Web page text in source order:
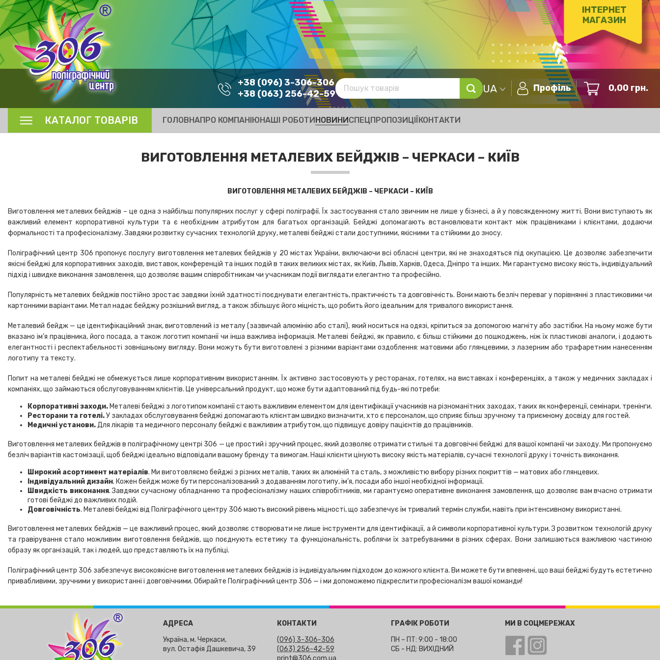
ІНТЕРНЕТ
МАГАЗИН
+38 (096) 3-306-306
+38 (063) 256-42-59
UA Профіль 0,00 грн.
КАТАЛОГ ТОВАРІВ ГОЛОВНАПРО КОМПАНІЮНАШІ РОБОТИНОВИНИСПЕЦПРОПОЗИЦІЇКОНТАКТИ
ВИГОТОВЛЕННЯ МЕТАЛЕВИХ БЕЙДЖІВ – ЧЕРКАСИ – КИЇВ
ВИГОТОВЛЕННЯ МЕТАЛЕВИХ БЕЙДЖІВ – ЧЕРКАСИ – КИЇВ
Виготовлення металевих бейджів – це одна з найбільш популярних послуг у сфері поліграфії. Їх застосування стало звичним не лише у бізнесі, а й у повсякденному житті. Вони виступають як
важливий елемент корпоративної культури та є необхідним атрибутом для багатьох організацій. Бейджі допомагають встановлювати контакт між працівниками і клієнтами, додаючи
формальності та професіоналізму. Завдяки розвитку сучасних технологій друку, металеві бейджі стали доступними, якісними та стійкими до зносу.
Поліграфічний центр 306 пропонує послугу виготовлення металевих бейджів у 20 містах України, включаючи всі обласні центри, які не знаходяться під окупацією. Це дозволяє забезпечити
якісні бейджі для корпоративних заходів, виставок, конференцій та інших подій в таких великих містах, як Київ, Львів, Харків, Одеса, Дніпро та інших. Ми гарантуємо високу якість, індивідуальний
підхід і швидке виконання замовлення, що дозволяє вашим співробітникам чи учасникам події виглядати елегантно та професійно.
Популярність металевих бейджів постійно зростає завдяки їхній здатності поєднувати елегантність, практичність та довговічність. Вони мають безліч переваг у порівнянні з пластиковими чи
картонними варіантами. Метал надає бейджу розкішний вигляд, а також збільшує його міцність, що робить його ідеальним для тривалого використання.
Металевий бейдж — це ідентифікаційний знак, виготовлений із металу (зазвичай алюмінію або сталі), який носиться на одязі, кріпиться за допомогою магніту або застібки. На ньому може бути
вказано ім’я працівника, його посада, а також логотип компанії чи інша важлива інформація. Металеві бейджі, як правило, є більш стійкими до пошкоджень, ніж їх пластикові аналоги, і додають
елегантності і респектабельності зовнішньому вигляду. Вони можуть бути виготовлені з різними варіантами оздоблення: матовими або глянцевими, з лазерним або трафаретним нанесенням
логотипу та тексту.
Попит на металеві бейджі не обмежується лише корпоративним використанням. Їх активно застосовують у ресторанах, готелях, на виставках і конференціях, а також у медичних закладах і
компаніях, що займаються обслуговуванням клієнтів. Це універсальний продукт, що може бути адаптований під будь-які потреби:
Корпоративні заходи. Металеві бейджі з логотипом компанії стають важливим елементом для ідентифікації учасників на різноманітних заходах, таких як конференції, семінари, тренінги.
Ресторани та готелі.У закладах обслуговування бейджі допомагають клієнтам швидко визначити, хто є персоналом, що сприяє більш зручному та приємному досвіду для гостей.
Медичні установи.Для лікарів та медичного персоналу бейджі є важливим атрибутом, що підвищує довіру пацієнтів до працівників.
Виготовлення металевих бейджів в поліграфічному центрі 306 — це простий і зручний процес, який дозволяє отримати стильні та довговічні бейджі для вашої компанії чи заходу. Ми пропонуємо
безліч варіантів кастомізації, щоб бейджі ідеально відповідали вашому бренду та вимогам. Наші клієнти цінують високу якість матеріалів, сучасні технології друку і точність виконання.
Широкий асортимент матеріалів. Ми виготовляємо бейджі з різних металів, таких як алюміній та сталь, з можливістю вибору різних покриттів — матових або глянцевих.
Індивідуальний дизайн. Кожен бейдж може бути персоналізований з додаванням логотипу, ім’я, посади або іншої необхідної інформації.
Швидкість виконання. Завдяки сучасному обладнанню та професіоналізму наших співробітників, ми гарантуємо оперативне виконання замовлення, що дозволяє вам вчасно отримати
готові бейджі до важливих подій.
Довговічність. Металеві бейджі від Поліграфічного центру 306 мають високий рівень міцності, що забезпечує їм тривалий термін служби, навіть при інтенсивному використанні.
Виготовлення металевих бейджів — це важливий процес, який дозволяє створювати не лише інструменти для ідентифікації, а й символи корпоративної культури. З розвитком технологій друку
та гравірування стало можливим виготовлення бейджів, що поєднують естетику та функціональність, роблячи їх затребуваними в різних сферах. Вони залишаються важливою частиною
образу як організацій, так і людей, що представляють їх на публіці.
Поліграфічний центр 306 забезпечує високоякісне виготовлення металевих бейджів із індивідуальним підходом до кожного клієнта. Ви можете бути впевнені, що ваші бейджі будуть естетично
привабливими, зручними у використанні і довговічними. Обирайте Поліграфічний центр 306 — і ми допоможемо підкреслити професіоналізм вашої команди!
АДРЕСА
Україна, м. Черкаси,
вул. Остафія Дашкевича, 39
КОНТАКТИ
(096) 3-306-306
(063) 256-42-59
print@306.com.ua
ГРАФІК РОБОТИ
ПН – ПТ: 9:00 - 18:00
СБ - НД: ВИХІДНИЙ
МИ В СОЦМЕРЕЖАХ